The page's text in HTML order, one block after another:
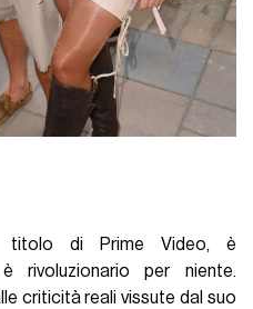
titolo di Prime Video, è
rivoluzionario per niente.
criticità reali vissute dal suo